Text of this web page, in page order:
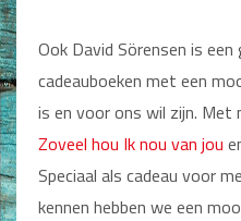
Ook David Sörensen is
cadeauboeken met een
is en voor ons wil zijn. Met
Zoveel hou Ik nou van jou
Speciaal als cadeau voor
kennen hebben we een